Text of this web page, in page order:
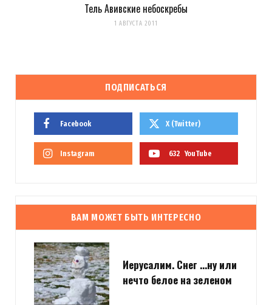
Тель Авивские небоскребы
1 АВГУСТА 2011
ПОДПИСАТЬСЯ
Facebook X (Twitter)
Instagram 632 YouTube
ВАМ МОЖЕТ БЫТЬ ИНТЕРЕСНО
Иерусалим. Снег …ну или
нечто белое на зеленом